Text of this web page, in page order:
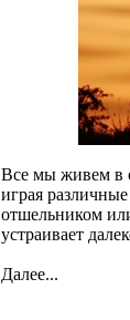
Все мы живем в
играя
отшельником
устраивает
Далее...